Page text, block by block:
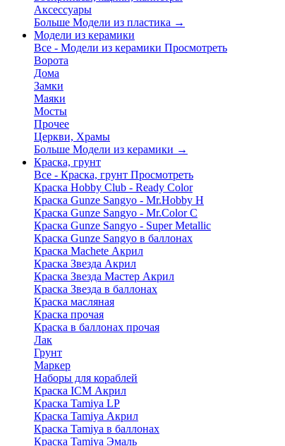
Аксессуары
Больше Модели из пластика →
Модели из керамики
Все - Модели из керамики Просмотреть
Ворота
Дома
Замки
Маяки
Мосты
Прочее
Церкви, Храмы
Больше Модели из керамики →
Краска, грунт
Все - Краска, грунт Просмотреть
Краска Hobby Club - Ready Color
Краска Gunze Sangyo - Mr.Hobby H
Краска Gunze Sangyo - Mr.Color C
Краска Gunze Sangyo - Super Metallic
Краска Gunze Sangyo в баллонах
Краска Machete Акрил
Краска Звезда Акрил
Краска Звезда Мастер Акрил
Краска Звезда в баллонах
Краска масляная
Краска прочая
Краска в баллонах прочая
Лак
Грунт
Маркер
Наборы для кораблей
Краска ICM Акрил
Краска Tamiya LP
Краска Tamiya Акрил
Краска Tamiya в баллонах
Краска Tamiya Эмаль